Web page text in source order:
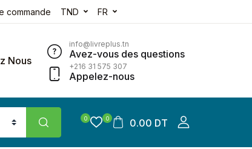
commande TND FR
Nous
info@livreplus.tn
Avez-vous des questions
+216 31 575 307
Appelez-nous
0 0 0.00 DT